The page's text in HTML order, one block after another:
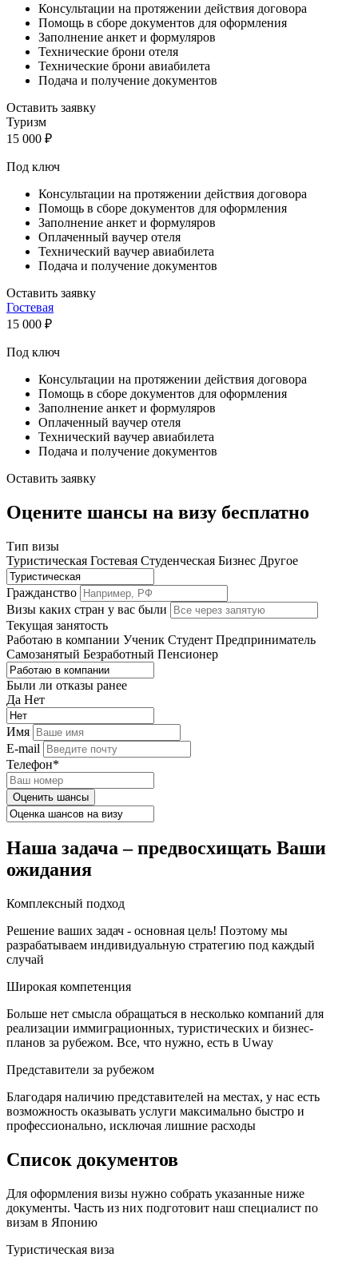
Консультации на протяжении действия договора
Помощь в сборе документов для оформления
Заполнение анкет и формуляров
Технические брони отеля
Технические брони авиабилета
Подача и получение документов
Оставить заявку
Туризм
15 000 ₽
Под ключ
Консультации на протяжении действия договора
Помощь в сборе документов для оформления
Заполнение анкет и формуляров
Оплаченный ваучер отеля
Технический ваучер авиабилета
Подача и получение документов
Оставить заявку
Гостевая
15 000 ₽
Под ключ
Консультации на протяжении действия договора
Помощь в сборе документов для оформления
Заполнение анкет и формуляров
Оплаченный ваучер отеля
Технический ваучер авиабилета
Подача и получение документов
Оставить заявку
Оцените шансы на визу бесплатно
Тип визы
Туристическая Гостевая Студенческая Бизнес Другое
Гражданство
Визы каких стран у вас были
Текущая занятость
Работаю в компании Ученик Студент Предприниматель
Самозанятый Безработный Пенсионер
Были ли отказы ранее
Да Нет
Имя
E-mail
Телефон*
Оценить шансы
Наша задача – предвосхищать Ваши
ожидания
Комплексный подход
Решение ваших задач - основная цель! Поэтому мы
разрабатываем индивидуальную стратегию под каждый
случай
Широкая компетенция
Больше нет смысла обращаться в несколько компаний для
реализации иммиграционных, туристических и бизнес-
планов за рубежом. Все, что нужно, есть в Uway
Представители за рубежом
Благодаря наличию представителей на местах, у нас есть
возможность оказывать услуги максимально быстро и
профессионально, исключая лишние расходы
Список документов
Для оформления визы нужно собрать указанные ниже
документы. Часть из них подготовит наш специалист по
визам в Японию
Туристическая виза